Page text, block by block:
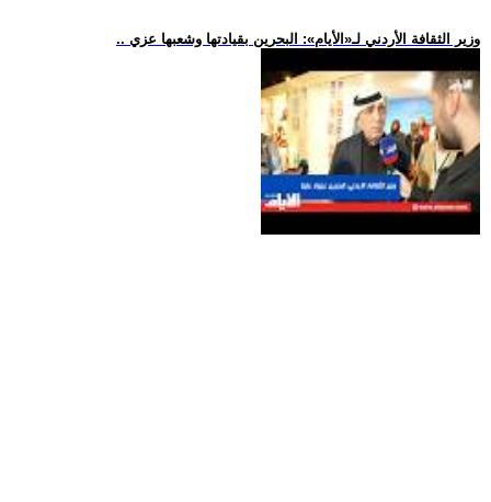
.. وزير الثقافة الأردني لـ«الأيام»: البحرين بقيادتها وشعبها عزي